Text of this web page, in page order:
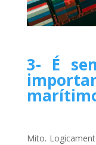
3- É
Mito.